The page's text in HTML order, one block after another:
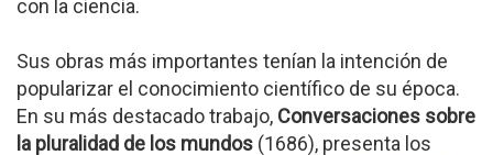
con la ciencia.
Sus obras más importantes tenían la intención de
popularizar el conocimiento científico de su época.
En su más destacado trabajo, Conversaciones sobre
la pluralidad de los mundos (1686), presenta los